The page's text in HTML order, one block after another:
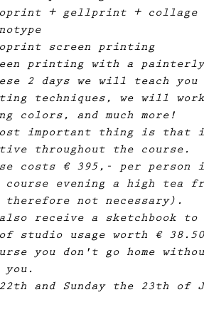
+ gellprint +
screen printing
printing with a
2 days we will teach
techniques, we will
colors, and much more!
important thing is that
throughout the course.
costs € 395,- per
course evening a high tea
not necessary).
receive a sketchbook
studio usage worth €
you don't go home
you.
and Sunday the 23th of